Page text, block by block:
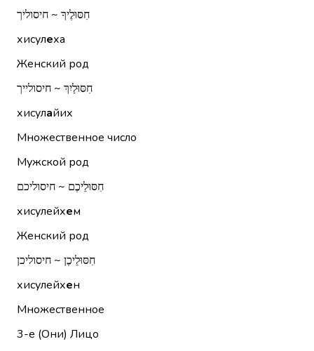
חִסּוּלֶיךָ ~ חיסוליך
хисулеха
Женский род
חִסּוּלַיִךְ ~ חיסולייך
хисулайих
Множественное число
Мужской род
חִסּוּלֵיכֶם ~ חיסוליכם
хисулейхем
Женский род
חִסּוּלֵיכֶן ~ חיסוליכן
хисулейхен
Множественное
3-е (Они) Лицо